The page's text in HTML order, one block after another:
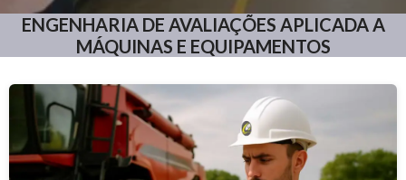
ENGENHARIA DE AVALIAÇÕES APLICADA A
MÁQUINAS E EQUIPAMENTOS